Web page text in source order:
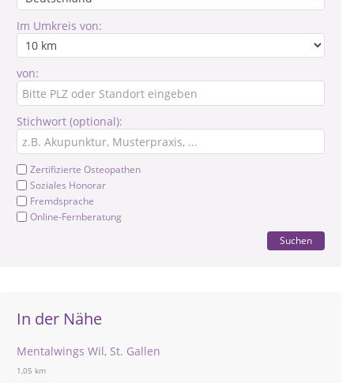
Im Umkreis von:
von:
Stichwort (optional):
Zertifizierte Osteopathen
Soziales Honorar
Fremdsprache
Online-Fernberatung
Suchen
In der Nähe
Mentalwings Wil, St. Gallen
1,05 km